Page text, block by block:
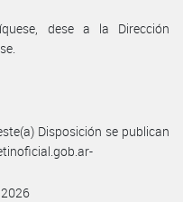
dese a la Dirección
Disposición se publican